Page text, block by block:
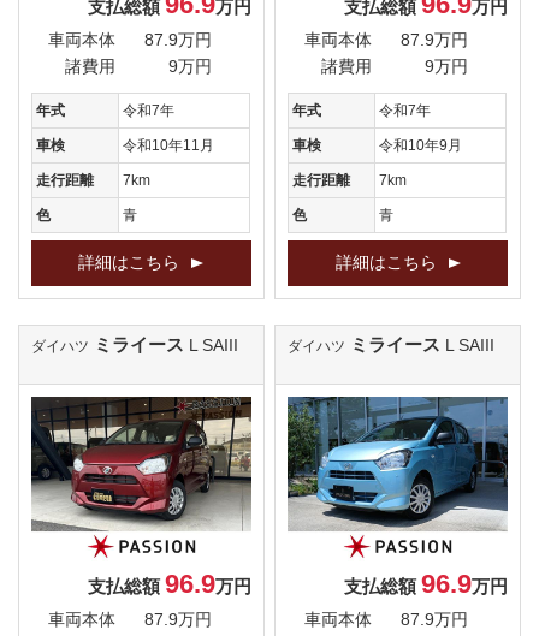
支払総額 万円
車両本体
87.9万円
諸費用
9万円
年式 令和7年
車検 令和10年11月
走行距離 7km
色 青
詳細はこちら
支払総額 万円
車両本体
87.9万円
諸費用
9万円
年式 令和7年
車検 令和10年9月
走行距離 7km
色 青
詳細はこちら
ダイハツ ミライース L SAIII
支払総額96.9万円
車両本体
87.9万円
ダイハツ ミライース L SAIII
支払総額96.9万円
車両本体
87.9万円